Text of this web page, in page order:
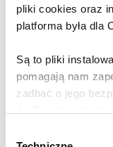
pliki cookies oraz
platforma była dla
Są to pliki
pomagają nam
zadbać o jego